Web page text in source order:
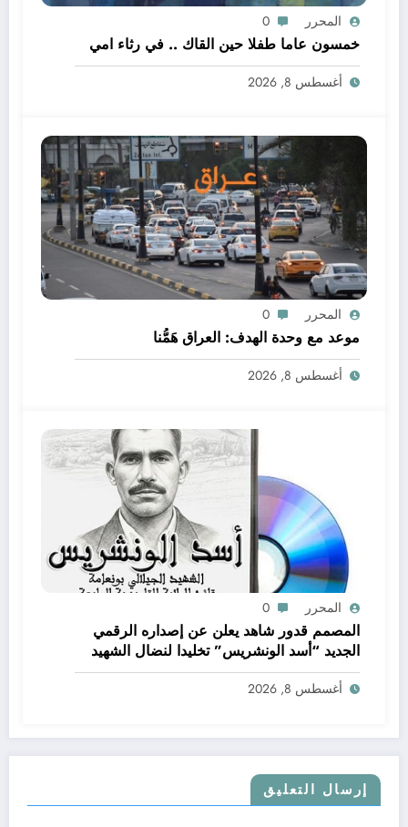
المحرر 0
خمسون عاما طفلا حين القاك .. في رثاء امي
أغسطس 8, 2026
المحرر 0
موعد مع وحدة الهدف: العراق هَمُّنا
أغسطس 8, 2026
المحرر 0
المصمم قدور شاهد يعلن عن إصداره الرقمي
الجديد “أسد الونشريس” تخليدا لنضال الشهيد
الجيلالي بونعامة
أغسطس 8, 2026
إرسال التعليق